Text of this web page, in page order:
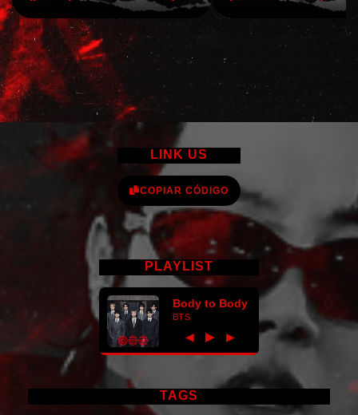
LINK US
COPIAR CÓDIGO
PLAYLIST
Body to Body
BTS
◀ ► ▶
TAGS